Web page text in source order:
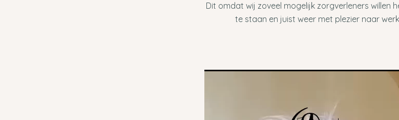
Dit omdat wij zoveel mogelijk zorgverleners willen
te staan en juist weer met plezier naar